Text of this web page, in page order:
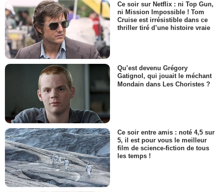
Ce soir sur Netflix : ni Top Gun,
ni Mission Impossible ! Tom
Cruise est irrésistible dans ce
thriller tiré d’une histoire vraie
Qu’est devenu Grégory
Gatignol, qui jouait le méchant
Mondain dans Les Choristes ?
Ce soir entre amis : noté 4,5 sur
5, il est pour vous le meilleur
film de science-fiction de tous
les temps !